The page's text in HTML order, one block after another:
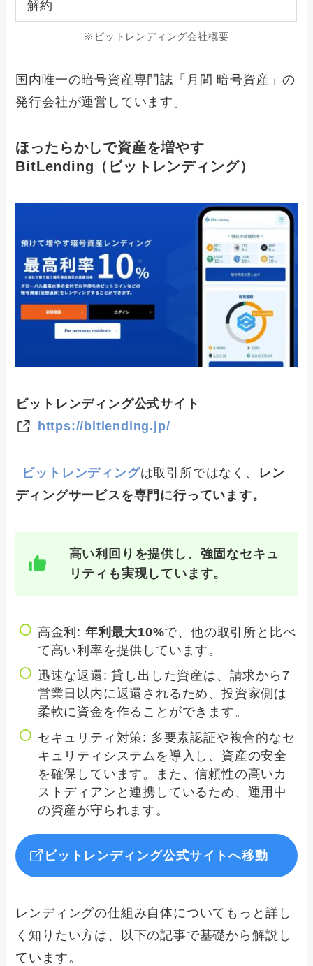
解約
※ビットレンディング会社概要
国内唯一の暗号資産専門誌「月間 暗号資産」の
発行会社が運営しています。
ほったらかしで資産を増やす
BitLending（ビットレンディング）
ビットレンディング公式サイト
https://bitlending.jp/
ビットレンディングは取引所ではなく、
レン
ディングサービスを専門に行っています。
高い利回りを提供し、強固なセキュ
リティも実現しています。
高金利: 年利最大10%で、他の取引所と比べ
て高い利率を提供しています。
迅速な返還: 貸し出した資産は、請求から7
営業日以内に返還されるため、投資家側は
柔軟に資金を作ることができます。
セキュリティ対策: 多要素認証や複合的なセ
キュリティシステムを導入し、資産の安全
を確保しています。また、信頼性の高いカ
ストディアンと連携しているため、運用中
の資産が守られます。
ビットレンディング公式サイトへ移動
レンディングの仕組み自体についてもっと詳し
く知りたい方は、以下の記事で基礎から解説し
ています。